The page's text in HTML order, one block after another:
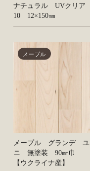
ナチュラル UVクリア
10 12×150㎜
メープル
メープル グランデ ユ
ニ 無塗装 90㎜巾
【ウクライナ産】